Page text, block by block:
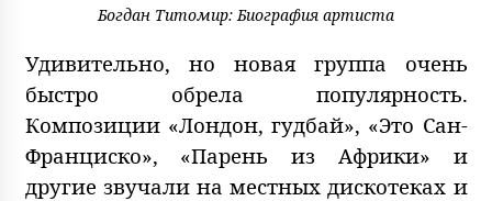
Богдан Титомир: Биография артиста
Удивительно, но новая группа очень
быстро обрела популярность.
Композиции «Лондон, гудбай», «Это Сан-
Франциско», «Парень из Африки» и
другие звучали на местных дискотеках и